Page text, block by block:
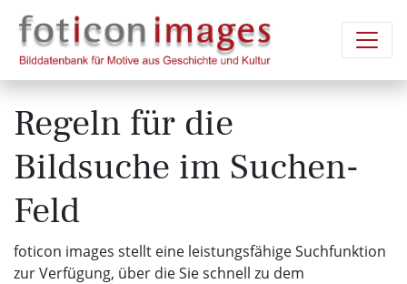
Regeln für die
Bildsuche im Suchen-
Feld
foticon images stellt eine leistungsfähige Suchfunktion
zur Verfügung, über die Sie schnell zu dem